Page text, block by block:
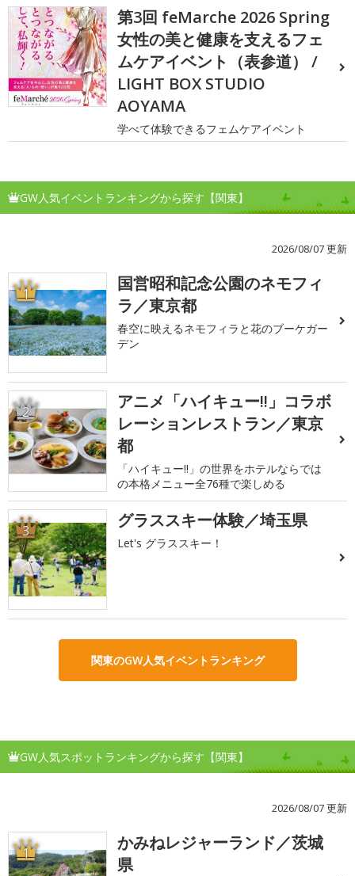
第3回 feMarche 2026 Spring
女性の美と健康を支えるフェ
ムケアイベント（表参道） /
LIGHT BOX STUDIO
AOYAMA
学べて体験できるフェムケアイベント
GW人気イベントランキングから探す【関東】
2026/08/07 更新
1
国営昭和記念公園のネモフィ
ラ／東京都
春空に映えるネモフィラと花のブーケガー
デン
2
アニメ「ハイキュー!!」コラボ
レーションレストラン／東京
都
「ハイキュー!!」の世界をホテルならでは
の本格メニュー全76種で楽しめる
3 グラススキー体験／埼玉県
Let's グラススキー！
関東のGW人気イベントランキング
GW人気スポットランキングから探す【関東】
2026/08/07 更新
1
かみねレジャーランド／茨城
県